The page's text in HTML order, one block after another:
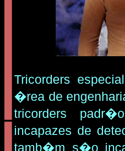
Tricorders
�rea de
tricorders
incapazes de
tamb�m s�o